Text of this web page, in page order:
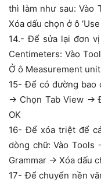
thì làm như sau: Vào
Xóa dấu chọn ở ô
14.- Để sửa lại đơn
Centimeters: Vào
Ở ô Measurement
15- Để có đường bao
-> Chọn Tab View ->
OK
16- Để xóa triệt để
dòng chữ: Vào Tools
Grammar -> Xóa dấu
17- Để chuyển nền